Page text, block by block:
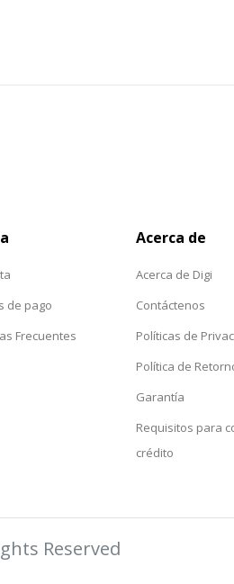
de pago
Frecuentes
Acerca de
Acerca de Digi
Contáctenos
Políticas de
Política de
Garantía
Requisitos para
crédito
Reserved